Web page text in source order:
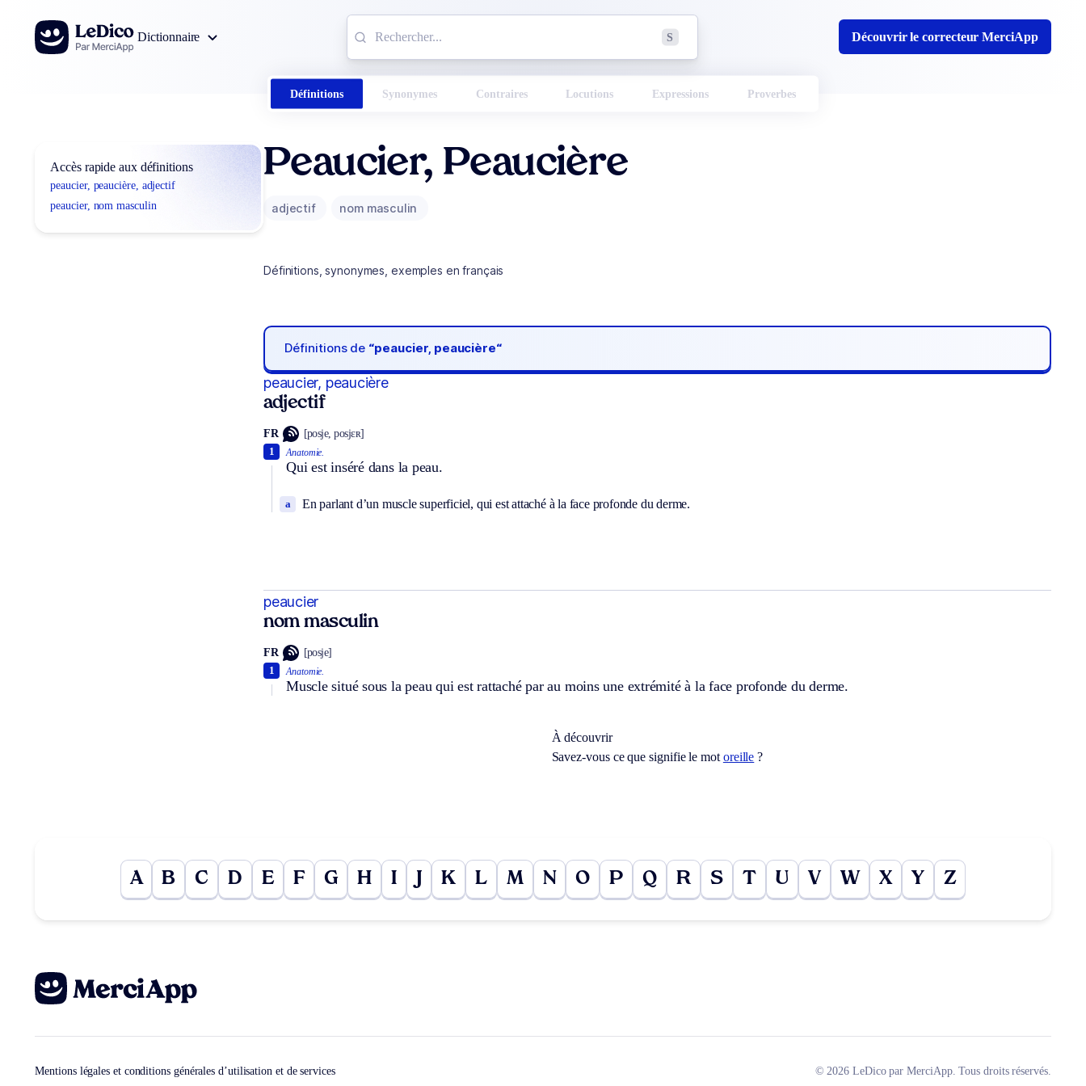
Aller au contenu
Dictionnaire
S Découvrir le correcteur MerciApp
Définitions Synonymes Contraires Locutions Expressions Proverbes
Accès rapide aux définitions
peaucier, peaucière, adjectif
peaucier, nom masculin
Peaucier, Peaucière
adjectif nom masculin
Définitions, synonymes, exemples en français
Définitions de “peaucier, peaucière“
peaucier, peaucière
adjectif
FR [posje, posjɛʀ]
Anatomie.
Qui est inséré dans la peau.
1
En parlant d’un muscle superficiel, qui est attaché à la face profonde du derme.
a
peaucier
nom masculin
FR [posje]
Anatomie.
Muscle situé sous la peau qui est rattaché par au moins une extrémité à la face profonde du derme.
1
À découvrir
Savez-vous ce que signifie le mot oreille ?
A B C D E F G H I K L M N O P Q R S T U V W X Y Z
Mentions légales et conditions générales d’utilisation et de services © 2026 LeDico par MerciApp. Tous droits réservés.